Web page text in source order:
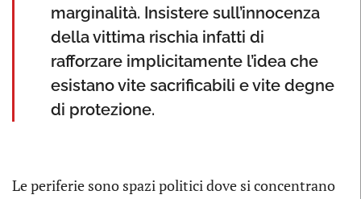
marginalità. Insistere sull’innocenza
della vittima rischia infatti di
rafforzare implicitamente l’idea che
esistano vite sacrificabili e vite degne
di protezione.
Le periferie sono spazi politici dove si concentrano